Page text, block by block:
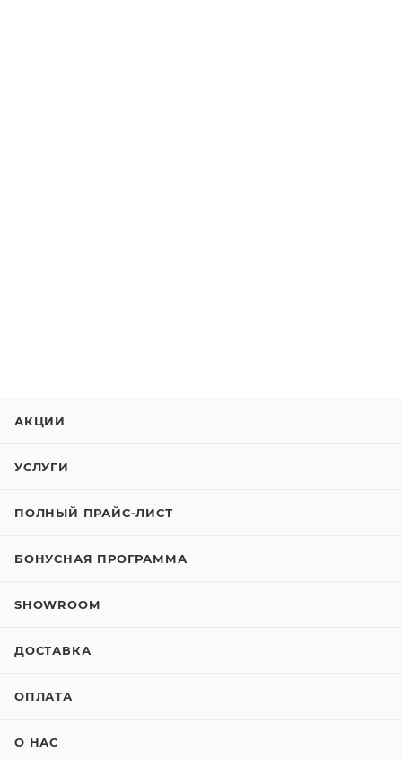
АКЦИИ
УСЛУГИ
ПОЛНЫЙ ПРАЙС-ЛИСТ
БОНУСНАЯ ПРОГРАММА
SHOWROOM
ДОСТАВКА
ОПЛАТА
О НАС